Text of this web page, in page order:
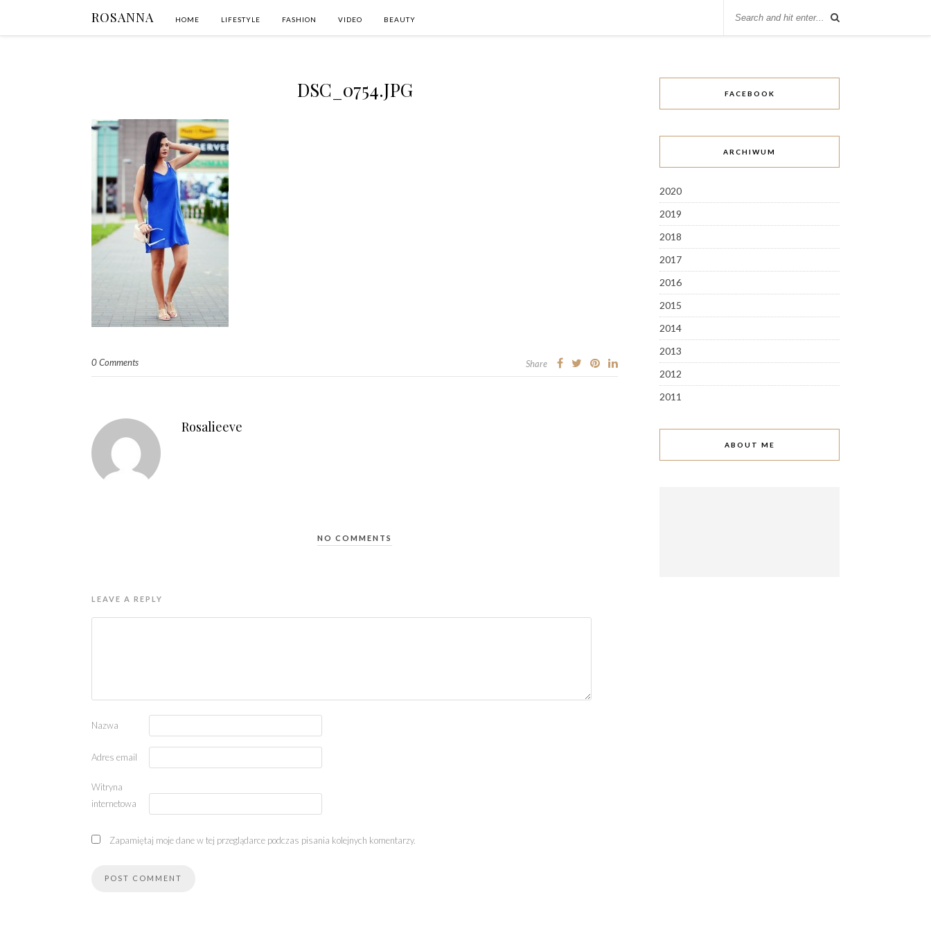
ROSANNA HOME LIFESTYLE FASHION VIDEO BEAUTY
DSC_0754.JPG
0 Comments Share
Rosalieeve
NO COMMENTS
LEAVE A REPLY
Nazwa
Adres email
Witryna
internetowa
Zapamiętaj moje dane w tej przeglądarce podczas pisania kolejnych komentarzy.
FACEBOOK
ARCHIWUM
2020
2019
2018
2017
2016
2015
2014
2013
2012
2011
ABOUT ME